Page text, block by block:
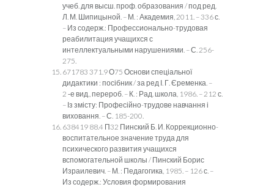
учеб. для высш. проф. образования / под ред.
Л. М. Шипицыной. – М. : Академия, 2011. – 336 с.
– Из содерж.: Профессионально-трудовая
реабилитация учащихся с
интеллектуальными нарушениями. – С. 256-
275.
671783 371.9 О75 Основи спеціальної
дидактики : посібник / за ред І. Г. Єременка. –
2 ‑е вид., перероб. – К. : Рад. школа, 1986. – 212 с.
– Із змісту: Професійно-трудове навчання і
виховання. – С. 185-200.
638419 88.4 П32 Пинский Б. И. Коррекционно-
воспитательное значение труда для
психического развития учащихся
вспомогательной школы / Пинский Борис
Израилевич. – М. : Педагогика, 1985. – 126 с. –
Из содерж.: Условия формирования